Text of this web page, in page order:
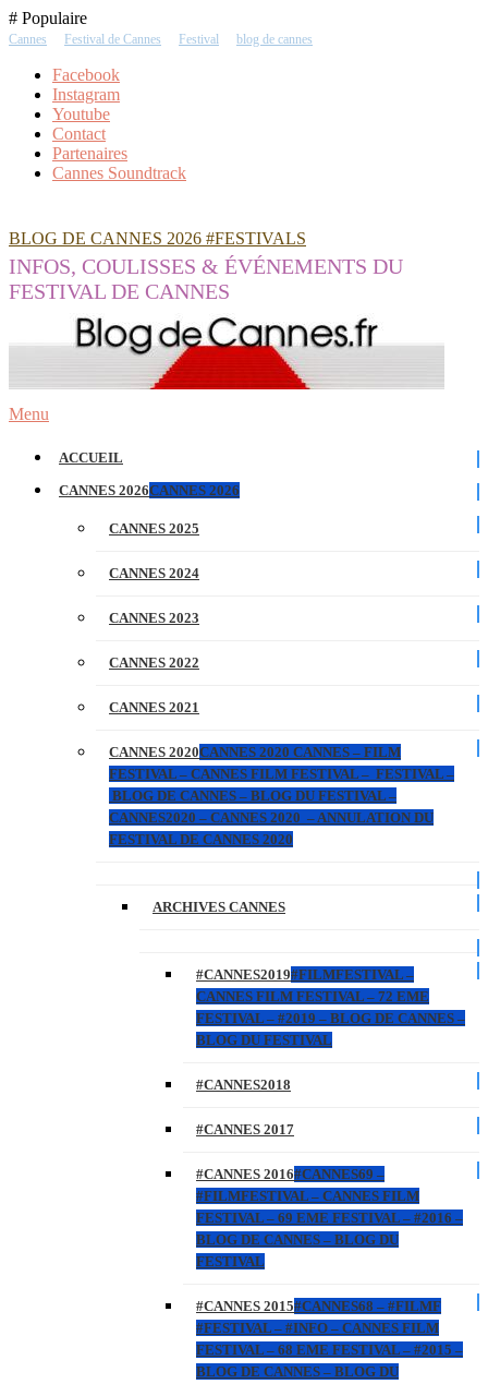
Skip
To
# Populaire
Cannes Festival de Cannes Festival blog de cannes
Facebook
Instagram
Youtube
Contact
Partenaires
Cannes Soundtrack
BLOG DE CANNES 2026 #FESTIVALS
INFOS, COULISSES & ÉVÉNEMENTS DU
FESTIVAL DE CANNES
Menu
ACCUEIL
CANNES 2026CANNES 2026
CANNES 2025
CANNES 2024
CANNES 2023
CANNES 2022
CANNES 2021
CANNES 2020CANNES 2020 CANNES – FILM
FESTIVAL – CANNES FILM FESTIVAL – FESTIVAL –
BLOG DE CANNES – BLOG DU FESTIVAL –
CANNES2020 – CANNES 2020 – ANNULATION DU
FESTIVAL DE CANNES 2020
ARCHIVES CANNES
#CANNES2019#FILMFESTIVAL –
CANNES FILM FESTIVAL – 72 EME
FESTIVAL – #2019 – BLOG DE CANNES –
BLOG DU FESTIVAL
#CANNES2018
#CANNES 2017
#CANNES 2016#CANNES69 –
#FILMFESTIVAL – CANNES FILM
FESTIVAL – 69 EME FESTIVAL – #2016 –
BLOG DE CANNES – BLOG DU
FESTIVAL
#CANNES 2015#CANNES68 – #FILMF
#FESTIVAL – #INFO – CANNES FILM
FESTIVAL – 68 EME FESTIVAL – #2015 –
BLOG DE CANNES – BLOG DU